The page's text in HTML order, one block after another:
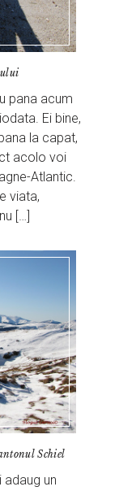
pana acum
Ei bine,
la capat,
acolo voi
Atlantic.
viata,
[…]
Schiel
un